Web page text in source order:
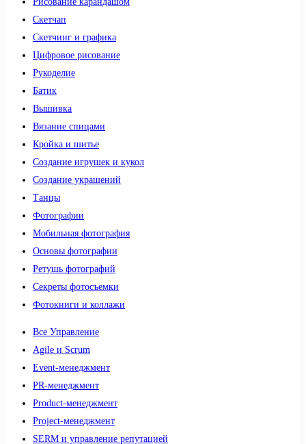
Скетчап
Скетчинг и графика
Цифровое рисование
Рукоделие
Батик
Вышивка
Вязание спицами
Кройка и шитье
Создание игрушек и кукол
Создание украшений
Танцы
Фотографии
Мобильная фотография
Основы фотографии
Ретушь фотографий
Секреты фотосъемки
Фотокниги и коллажи
Все Управление
Agile и Scrum
Event-менеджмент
PR-менеджмент
Product-менеджмент
Project-менеджмент
SERM и управление репутацией